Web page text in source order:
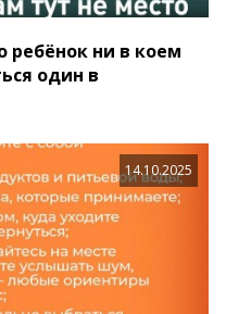
ребёнок ни в коем
один в
14.10.2025